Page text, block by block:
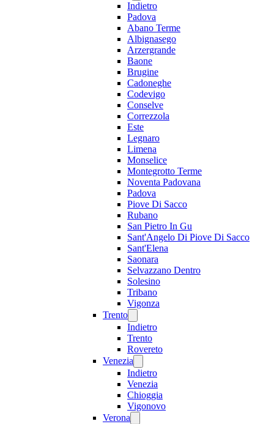
Indietro
Padova
Abano Terme
Albignasego
Arzergrande
Baone
Brugine
Cadoneghe
Codevigo
Conselve
Correzzola
Este
Legnaro
Limena
Monselice
Montegrotto Terme
Noventa Padovana
Padova
Piove Di Sacco
Rubano
San Pietro In Gu
Sant'Angelo Di Piove Di Sacco
Sant'Elena
Saonara
Selvazzano Dentro
Solesino
Tribano
Vigonza
Trento
Indietro
Trento
Rovereto
Venezia
Indietro
Venezia
Chioggia
Vigonovo
Verona